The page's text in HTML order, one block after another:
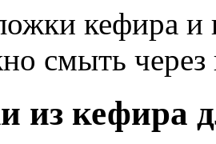
кефира и
смыть через
из кефира